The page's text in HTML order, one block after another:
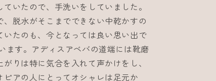
いたので、手洗いをしていました。
脱水がそこまでできない中乾かすの
たのも、今となっては良い思い出で
ます。アディスアベバの道端には靴磨
りは特に気合を入れて声かけをし、
アの人にとってオシャレは足元か